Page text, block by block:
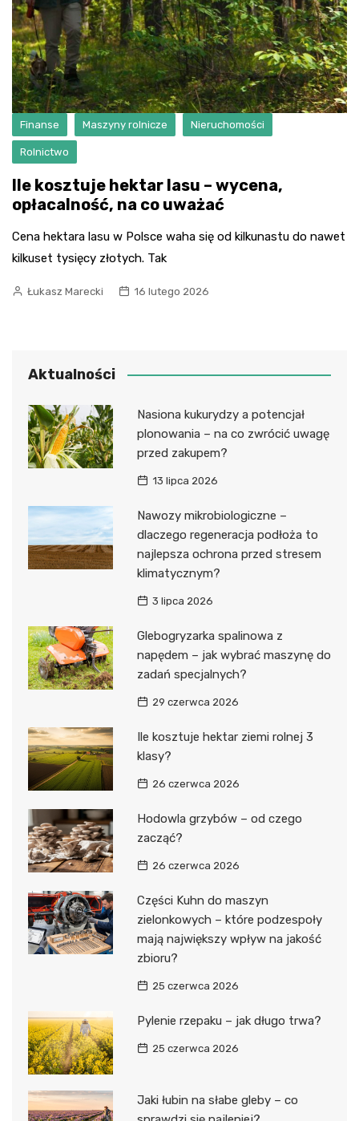
Finanse Maszyny rolnicze Nieruchomości
Rolnictwo
Ile kosztuje hektar lasu – wycena,
opłacalność, na co uważać
Cena hektara lasu w Polsce waha się od kilkunastu do nawet
kilkuset tysięcy złotych. Tak
Łukasz Marecki 16 lutego 2026
Aktualności
Nasiona kukurydzy a potencjał
plonowania – na co zwrócić uwagę
przed zakupem?
13 lipca 2026
Nawozy mikrobiologiczne –
dlaczego regeneracja podłoża to
najlepsza ochrona przed stresem
klimatycznym?
3 lipca 2026
Glebogryzarka spalinowa z
napędem – jak wybrać maszynę do
zadań specjalnych?
29 czerwca 2026
Ile kosztuje hektar ziemi rolnej 3
klasy?
26 czerwca 2026
Hodowla grzybów – od czego
zacząć?
26 czerwca 2026
Części Kuhn do maszyn
zielonkowych – które podzespoły
mają największy wpływ na jakość
zbioru?
25 czerwca 2026
Pylenie rzepaku – jak długo trwa?
25 czerwca 2026
Jaki łubin na słabe gleby – co